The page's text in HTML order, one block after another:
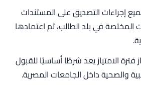
إجراءات التصديق على المستندات
المختصة في بلد الطالب، ثم اعتمادها
فترة الامتياز يعد شرطًا أساسيًا للقبول
والصحية داخل الجامعات المصرية.